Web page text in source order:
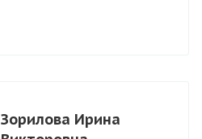
Зорилова Ирина